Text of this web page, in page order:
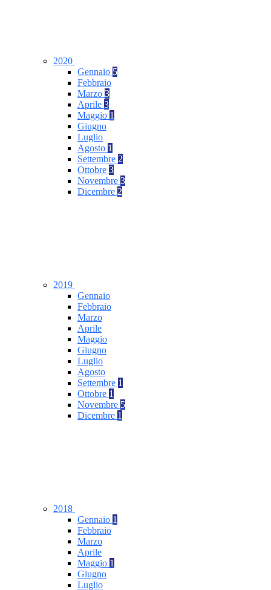
2020
Gennaio 5
Febbraio
Marzo 3
Aprile 3
Maggio 1
Giugno
Luglio
Agosto 1
Settembre 2
Ottobre 3
Novembre 3
Dicembre 2
2019
Gennaio
Febbraio
Marzo
Aprile
Maggio
Giugno
Luglio
Agosto
Settembre 1
Ottobre 1
Novembre 5
Dicembre 1
2018
Gennaio 1
Febbraio
Marzo
Aprile
Maggio 1
Giugno
Luglio